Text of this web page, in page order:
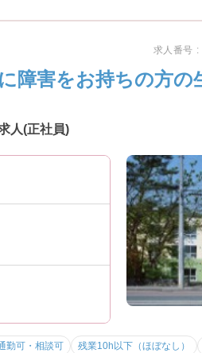
求人番号
障害をお持ちの方の
人(正社員)
勤可・相談可 残業10h以下（ほぼなし）